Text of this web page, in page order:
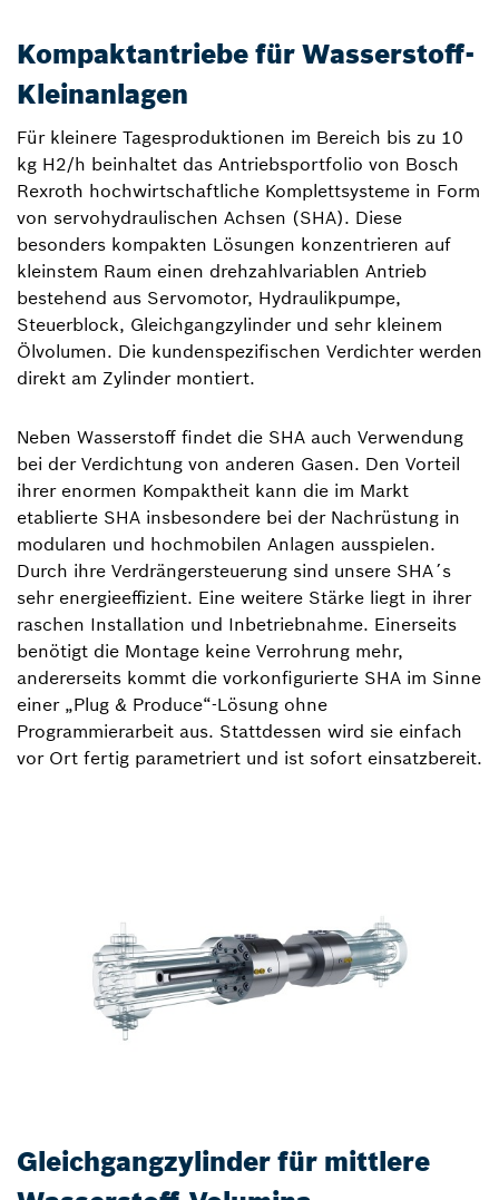
Kompaktantriebe für Wasserstoff-
Kleinanlagen
Für kleinere Tagesproduktionen im Bereich bis zu 10
kg H2/h beinhaltet das Antriebsportfolio von Bosch
Rexroth hochwirtschaftliche Komplettsysteme in Form
von servohydraulischen Achsen (SHA). Diese
besonders kompakten Lösungen konzentrieren auf
kleinstem Raum einen drehzahlvariablen Antrieb
bestehend aus Servomotor, Hydraulikpumpe,
Steuerblock, Gleichgangzylinder und sehr kleinem
Ölvolumen. Die kundenspezifischen Verdichter werden
direkt am Zylinder montiert.
Neben Wasserstoff findet die SHA auch Verwendung
bei der Verdichtung von anderen Gasen. Den Vorteil
ihrer enormen Kompaktheit kann die im Markt
etablierte SHA insbesondere bei der Nachrüstung in
modularen und hochmobilen Anlagen ausspielen.
Durch ihre Verdrängersteuerung sind unsere SHA´s
sehr energieeffizient. Eine weitere Stärke liegt in ihrer
raschen Installation und Inbetriebnahme. Einerseits
benötigt die Montage keine Verrohrung mehr,
andererseits kommt die vorkonfigurierte SHA im Sinne
einer „Plug & Produce“-Lösung ohne
Programmierarbeit aus. Stattdessen wird sie einfach
vor Ort fertig parametriert und ist sofort einsatzbereit.
Gleichgangzylinder für mittlere